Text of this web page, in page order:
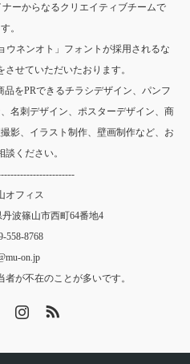
ーからなるクリエイティブチームで
す。
ウネンオト」フォントが採用されるな
せていただいたおります。
をPRできるチラシデザイン、パンフ
名刺デザイン、ポスターデザイン、商
影、イラスト制作、壁画制作など、お
談ください。
オフィス
波篠山市西町64番地4
558-8768
on.jp
ことが多いです。